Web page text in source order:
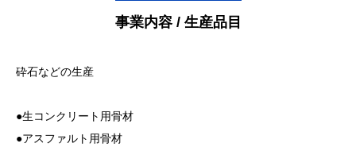
事業内容 / ⽣産品⽬
砕⽯などの⽣産
●⽣コンクリート⽤⾻材
●アスファルト用骨材